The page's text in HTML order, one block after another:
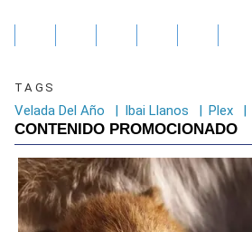
TAGS
Velada Del Año | Ibai Llanos | Plex |